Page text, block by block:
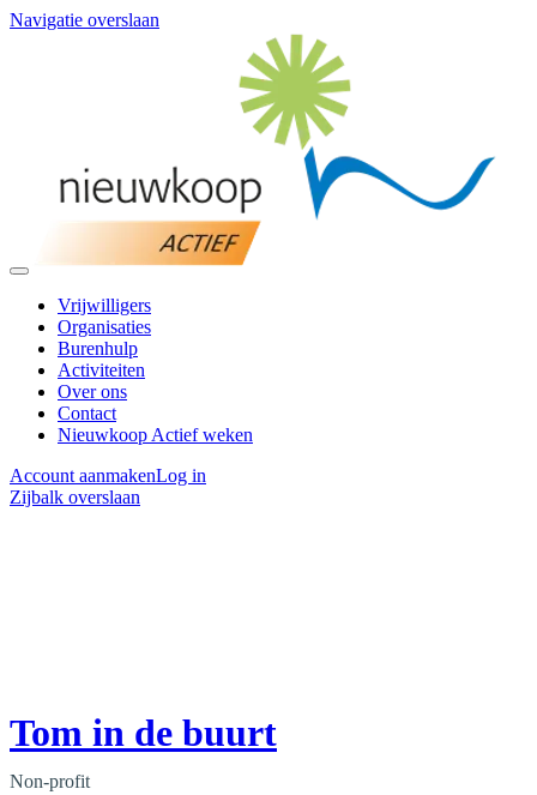
Navigatie overslaan
Vrijwilligers
Organisaties
Burenhulp
Activiteiten
Over ons
Contact
Nieuwkoop Actief weken
Account aanmakenLog in
Zijbalk overslaan
Tom in de buurt
Non-profit